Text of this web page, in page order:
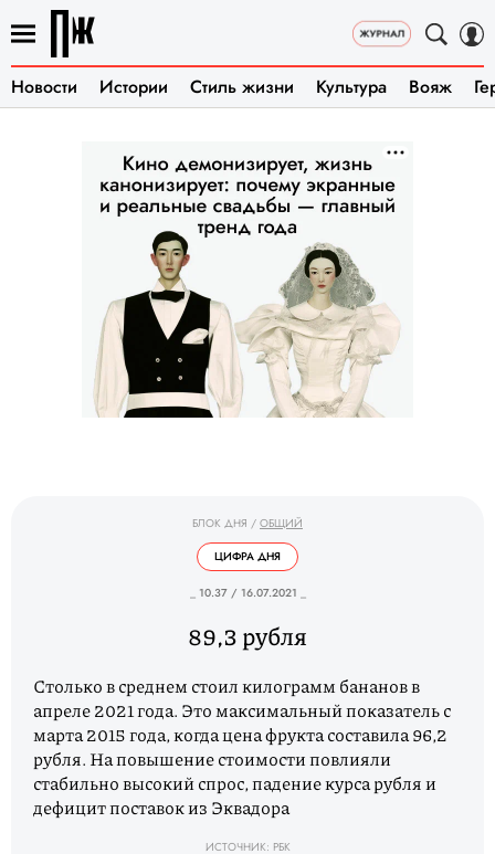
Новости Истории Стиль жизни Культура Вояж
БЛОК ДНЯ / ОБЩИЙ
ЦИФРА ДНЯ
_ 10.37 / 16.07.2021 _
89,3 рубля
Столько в среднем стоил килограмм бананов в
апреле 2021 года. Это максимальный показатель с
марта 2015 года, когда цена фрукта составила 96,2
рубля. На повышение стоимости повлияли
стабильно высокий спрос, падение курса рубля и
дефицит поставок из Эквадора
ИСТОЧНИК: РБК